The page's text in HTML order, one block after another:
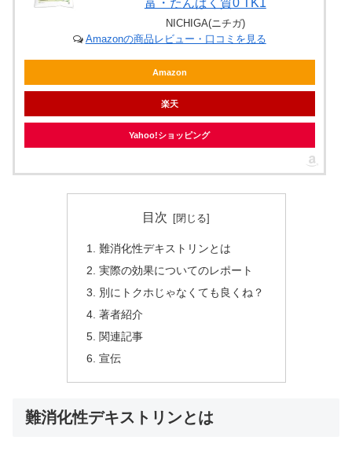
富・たんぱく質0 TK1
NICHIGA(ニチガ)
Amazonの商品レビュー・口コミを見る
Amazon
楽天
Yahoo!ショッピング
目次
難消化性デキストリンとは
実際の効果についてのレポート
別にトクホじゃなくても良くね？
著者紹介
関連記事
宣伝
難消化性デキストリンとは